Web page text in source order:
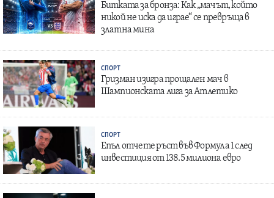
Битката за бронза: Как „мачът, който
никой не иска да играе“ се превръща в
златна мина
СПОРТ
Гризман изигра прощален мач в
Шампионската лига за Атлетико
СПОРТ
Епъл отчете ръст във Формула 1 след
инвестиция от 138.5 милиона евро